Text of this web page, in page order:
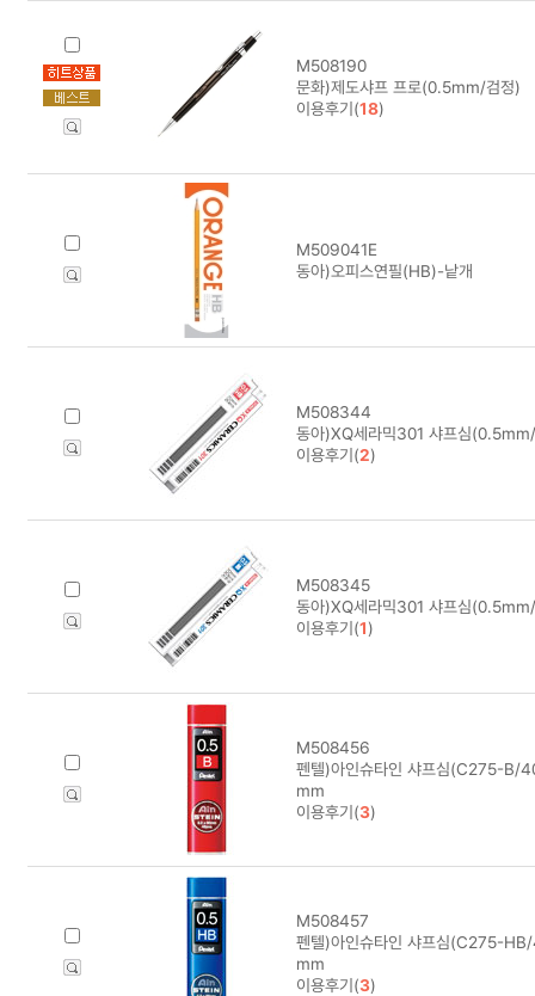
M508190
문화)제도샤프 프로(0.5mm/검정)
이용후기(18)
M509041E
동아)오피스연필(HB)-낱개
M508344
동아)XQ세라믹301 샤프심
이용후기(2)
M508345
동아)XQ세라믹301 샤프심
이용후기(1)
M508456
펜텔)아인슈타인 샤프심(C275-
mm
이용후기(3)
M508457
펜텔)아인슈타인 샤프심(C275-
mm
이용후기(3)